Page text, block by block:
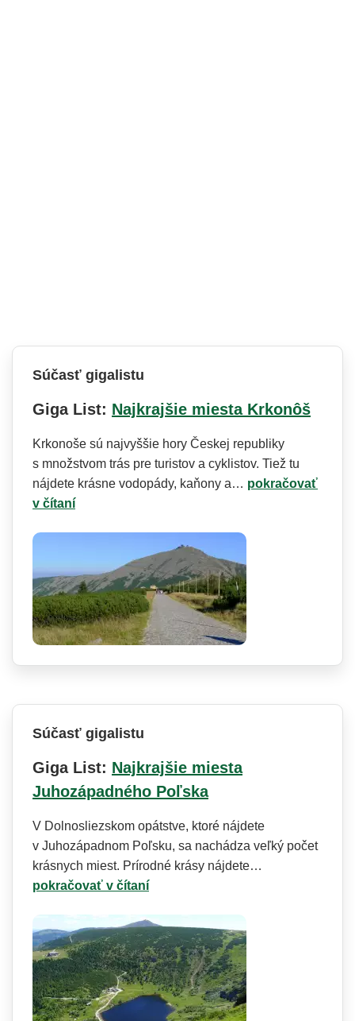
Súčasť gigalistu
Giga List: Najkrajšie miesta Krkonôš
Krkonoše sú najvyššie hory Českej republiky
s množstvom trás pre turistov a cyklistov. Tiež tu
nájdete krásne vodopády, kaňony a… pokračovať
v čítaní
Súčasť gigalistu
Giga List: Najkrajšie miesta
Juhozápadného Poľska
V Dolnosliezskom opátstve, ktoré nájdete
v Juhozápadnom Poľsku, sa nachádza veľký počet
krásnych miest. Prírodné krásy nájdete…
pokračovať v čítaní